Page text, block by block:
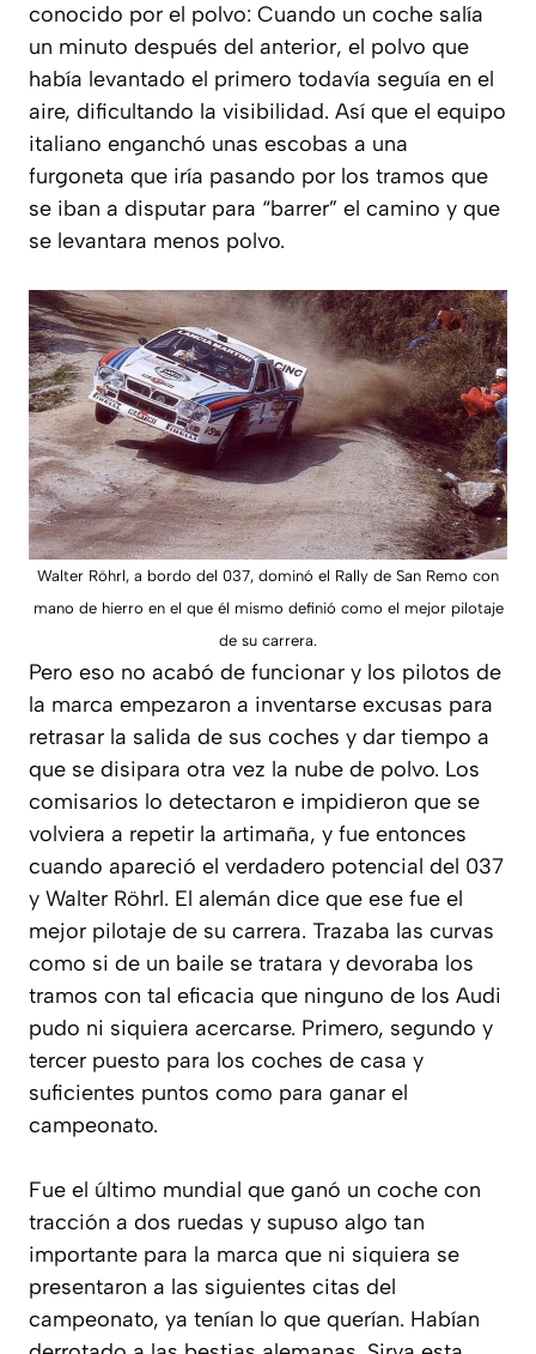
conocido por el polvo: Cuando un coche salía
un minuto después del anterior, el polvo que
había levantado el primero todavía seguía en el
aire, dificultando la visibilidad. Así que el equipo
italiano enganchó unas escobas a una
furgoneta que iría pasando por los tramos que
se iban a disputar para “barrer” el camino y que
se levantara menos polvo.
Walter Röhrl, a bordo del 037, dominó el Rally de San Remo con
mano de hierro en el que él mismo definió como el mejor pilotaje
de su carrera.
Pero eso no acabó de funcionar y los pilotos de
la marca empezaron a inventarse excusas para
retrasar la salida de sus coches y dar tiempo a
que se disipara otra vez la nube de polvo. Los
comisarios lo detectaron e impidieron que se
volviera a repetir la artimaña, y fue entonces
cuando apareció el verdadero potencial del 037
y Walter Röhrl. El alemán dice que ese fue el
mejor pilotaje de su carrera. Trazaba las curvas
como si de un baile se tratara y devoraba los
tramos con tal eficacia que ninguno de los Audi
pudo ni siquiera acercarse. Primero, segundo y
tercer puesto para los coches de casa y
suficientes puntos como para ganar el
campeonato.
Fue el último mundial que ganó un coche con
tracción a dos ruedas y supuso algo tan
importante para la marca que ni siquiera se
presentaron a las siguientes citas del
campeonato, ya tenían lo que querían. Habían